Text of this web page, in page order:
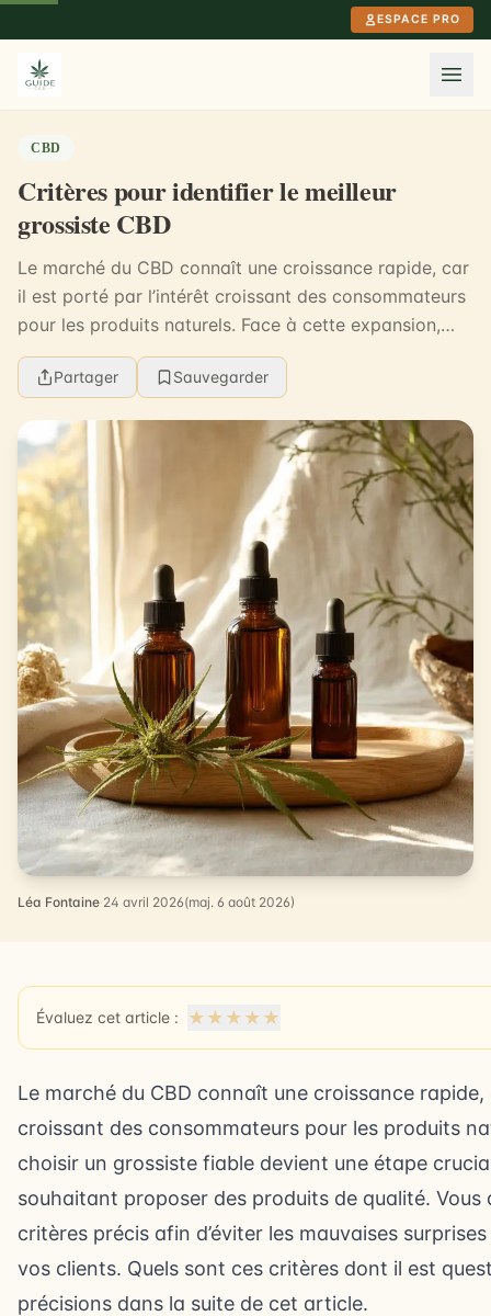
ESPACE PRO
CBD
Critères pour identifier le meilleur
grossiste CBD
Le marché du CBD connaît une croissance rapide, car
il est porté par l’intérêt croissant des consommateurs
pour les produits naturels. Face à cette expansion,
choisir un grossiste fiable devient une é...
Partager Sauvegarder
Léa Fontaine·24 avril 2026(maj. 6 août 2026)
Évaluez cet article : ★ ★ ★ ★ ★
Le marché du CBD connaît une croissance
croissant des consommateurs pour les produits
choisir un grossiste fiable devient une étape
souhaitant proposer des produits de qualité. Vous
critères précis afin d’éviter les mauvaises
vos clients. Quels sont ces critères dont il est
précisions dans la suite de cet article.